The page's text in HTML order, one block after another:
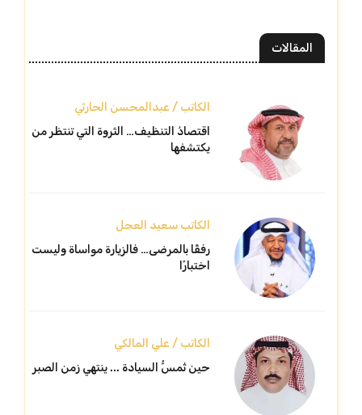
المقالات
الكاتب / عبدالمحسن الحارثي
اقتصادُ التنظيف… الثروة التي تنتظر من
يكتشفها
الكاتب سعيد العجل
رفقًا بالمرضى… فالزيارة مواساة وليست
اختبارًا
الكاتب / علي المالكي
حين تُمسُّ السيادة ... ينتهي زمن الصبر